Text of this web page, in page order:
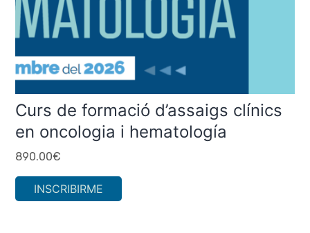
Curs de formació d’assaigs clínics
en oncologia i hematología
890.00€
INSCRIBIRME